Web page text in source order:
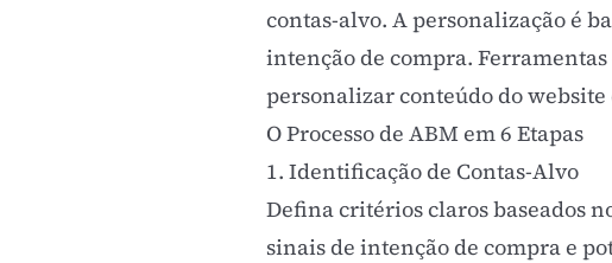
contas-alvo. A personalização é
intenção de compra.
personalizar conteúdo do
O Processo de ABM em 6 Etapas
1. Identificação de Contas-Alvo
Defina critérios claros baseados
sinais de intenção de compra e